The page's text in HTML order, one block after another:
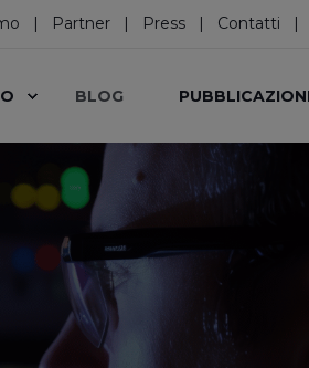
Partner Press Contatti
BLOG